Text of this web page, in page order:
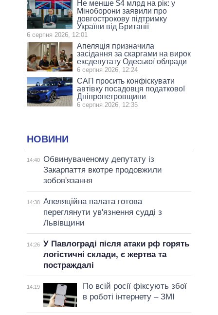
Не менше $4 млрд на рік: у
Міноборони заявили про
довгострокову підтримку
України від Британії
6 серпня 2026, 12:01
Апеляція призначила
засідання за скаргами на вирок
ексдепутату Одеської облради
6 серпня 2026, 12:24
САП просить конфіскувати
автівку посадовця податкової
Дніпропетровщини
6 серпня 2026, 12:35
НОВИНИ
14:40 Обвинуваченому депутату із
Закарпаття вкотре продовжили
зобов'язання
14:38 Апеляційна палата готова
переглянути ув'язнення судді з
Львівщини
14:26 У Павлограді після атаки рф горять
логістичні склади, є жертва та
постраждалі
14:19
По всій росії фіксують збої
в роботі інтернету – ЗМІ